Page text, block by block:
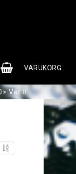
VARUKORG
Ver II